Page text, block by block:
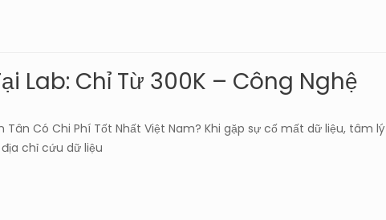
Lab: Chỉ Từ 300K – Công Nghệ
Tân Có Chi Phí Tốt Nhất Việt Nam? Khi gặp sự cố mất dữ liệu, tâm lý
chỉ cứu dữ liệu